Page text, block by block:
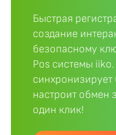
Быстрая
создание
безопасному
Pos системы
настроит обмен
один клик!